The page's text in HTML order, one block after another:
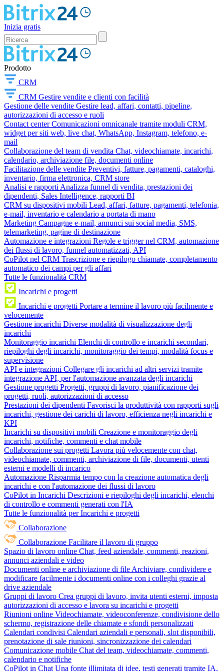
Inizia gratis
Prodotto
CRM
CRM Gestire vendite e clienti con facilità
Gestione delle vendite Gestire lead, affari, contatti, pipeline,
autorizzazioni di accesso e ruoli
Contact center Comunicazioni omnicanale tramite moduli CRM,
widget per siti web, live chat, WhatsApp, Instagram, telefono, e-
mail
Collaborazione del team di vendita Chat, videochiamate, incarichi,
calendario, archiviazione file, documenti online
Facilitazione delle vendite Preventivi, fatture, pagamenti, cataloghi,
inventario, firma elettronica, CRM store
Analisi e rapporti Analizza funnel di vendita, prestazioni dei
dipendenti, Sales Intelligence, rapporti BI
CRM su dispositivi mobili Lead, affari, fatture, pagamenti, telefonia,
e-mail, inventario e calendario a portata di mano
Marketing Campagne e-mail, annunci sui social media, SMS,
telemarketing, pagine di destinazione
Automazione e integrazioni Regole e trigger nel CRM, automazione
dei flussi di lavoro, funnel automatizzati, API
CoPilot nel CRM Trascrizione e riepilogo chiamate, completamento
automatico dei campi per gli affari
Tutte le funzionalità CRM
Incarichi e progetti
Incarichi e progetti Portare a termine il lavoro più facilmente e
velocemente
Gestione incarichi Diverse modalità di visualizzazione degli
incarichi
Monitoraggio incarichi Elenchi di controllo e incarichi secondari,
riepiloghi degli incarichi, monitoraggio dei tempi, modalità focus e
supervisione
API e integrazioni Collegare gli incarichi ad altri servizi tramite
integrazione API, per l'automazione avanzata degli incarichi
Gestione progetti Progetti, gruppi di lavoro, pianificazione dei
progetti, ruoli, autorizzazioni di accesso
Prestazioni dei dipendenti Favorisci la produttività con rapporti sugli
incarichi, gestione dei carichi di lavoro, efficienza negli incarichi e
KPI
Incarichi su dispositivi mobili Creazione e monitoraggio degli
incarichi, notifiche, commenti e chat mobile
Collaborazione sui progetti Lavora più velocemente con chat,
videochiamate, commenti, archiviazione di file, documenti, utenti
esterni e modelli di incarico
Automazione Risparmia tempo con la creazione automatica degli
incarichi e con l'automazione dei flussi di lavoro
CoPilot in Incarichi Descrizioni e riepiloghi degli incarichi, elenchi
di controllo e commenti generati con l'IA
Tutte le funzionalità per Incarichi e progetti
Collaborazione
Collaborazione Facilitare il lavoro di gruppo
Spazio di lavoro online Chat, feed aziendale, commenti, reazioni,
annunci aziendali e video
Documenti online e archiviazione di file Archiviare, condividere e
modificare facilmente i documenti online con i colleghi grazie al
drive aziendale
Gruppi di lavoro Crea gruppi di lavoro, invita utenti esterni, imposta
autorizzazioni di accesso e lavora su incarichi e progetti
Riunioni online Videochiamate, videoconferenze, condivisione dello
schermo, registrazione delle chiamate e sfondi personalizzati
Calendari condivisi Calendari aziendali e personali, slot disponibili,
prenotazione di sale riunioni, sincronizzazione dei calendari
Comunicazione mobile Chat del team, videochiamate, commenti,
calendario e notifiche
CoPilot in Chat Una fonte illimitata di idee, testi generati tramite IA,